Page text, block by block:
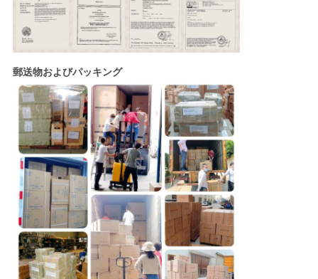
郵送物およびパッキング